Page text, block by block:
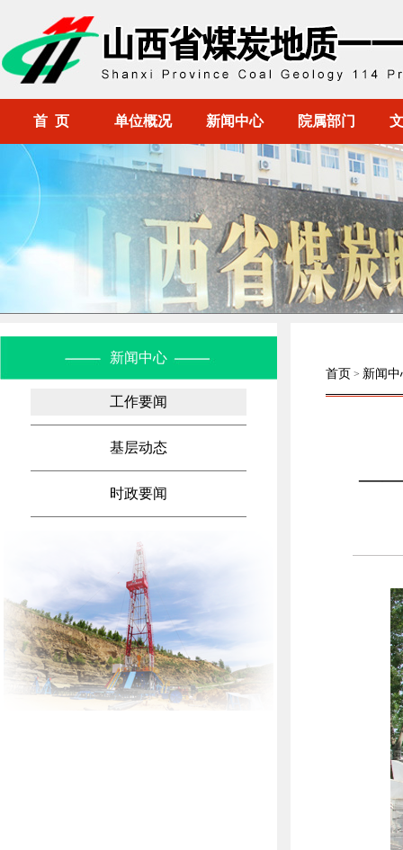
首 页 单位概况 新闻中心 院属部门
新闻中心
工作要闻
基层动态
时政要闻
首页 > 新闻中
——